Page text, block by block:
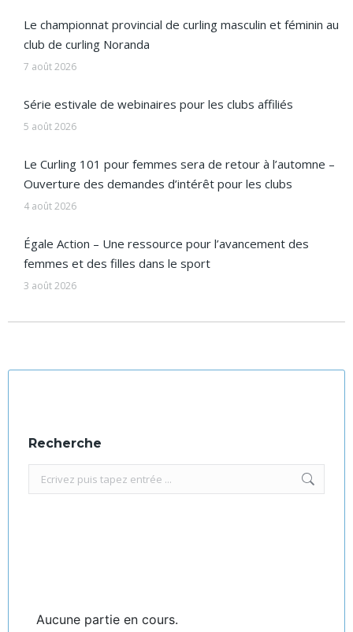
Le championnat provincial de curling masculin et féminin au
club de curling Noranda
7 août 2026
Série estivale de webinaires pour les clubs affiliés
5 août 2026
Le Curling 101 pour femmes sera de retour à l’automne –
Ouverture des demandes d’intérêt pour les clubs
4 août 2026
Égale Action – Une ressource pour l’avancement des
femmes et des filles dans le sport
3 août 2026
Recherche
Recherche
:
Aucune partie en cours.